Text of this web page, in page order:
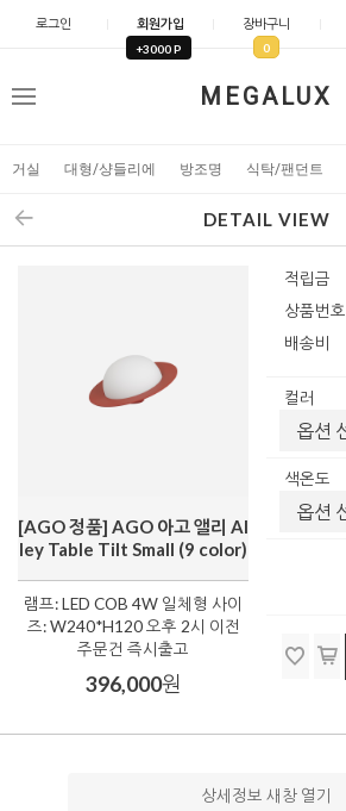
로그인 회원가입
+3000 P
장바구니
0
MEGALUX
메
거실 대형/샹들리에 방조명 식탁/팬던트
DETAIL VIEW
[AGO 정품] AGO 아고 앨리 Al
ley Table Tilt Small (9 color)
램프: LED COB 4W 일체형 사이
즈: W240*H120 오후 2시 이전
주문건 즉시출고
396,000원
적립금
상품번호
배송비
컬러
색온도
상세정보 새창 열기